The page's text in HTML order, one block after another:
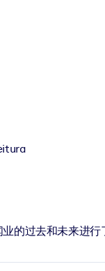
de negócios
e
的过去和未来进行